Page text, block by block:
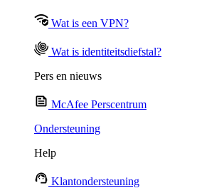
Wat is een VPN?
Wat is identiteitsdiefstal?
Pers en nieuws
McAfee Perscentrum
Ondersteuning
Help
Klantondersteuning